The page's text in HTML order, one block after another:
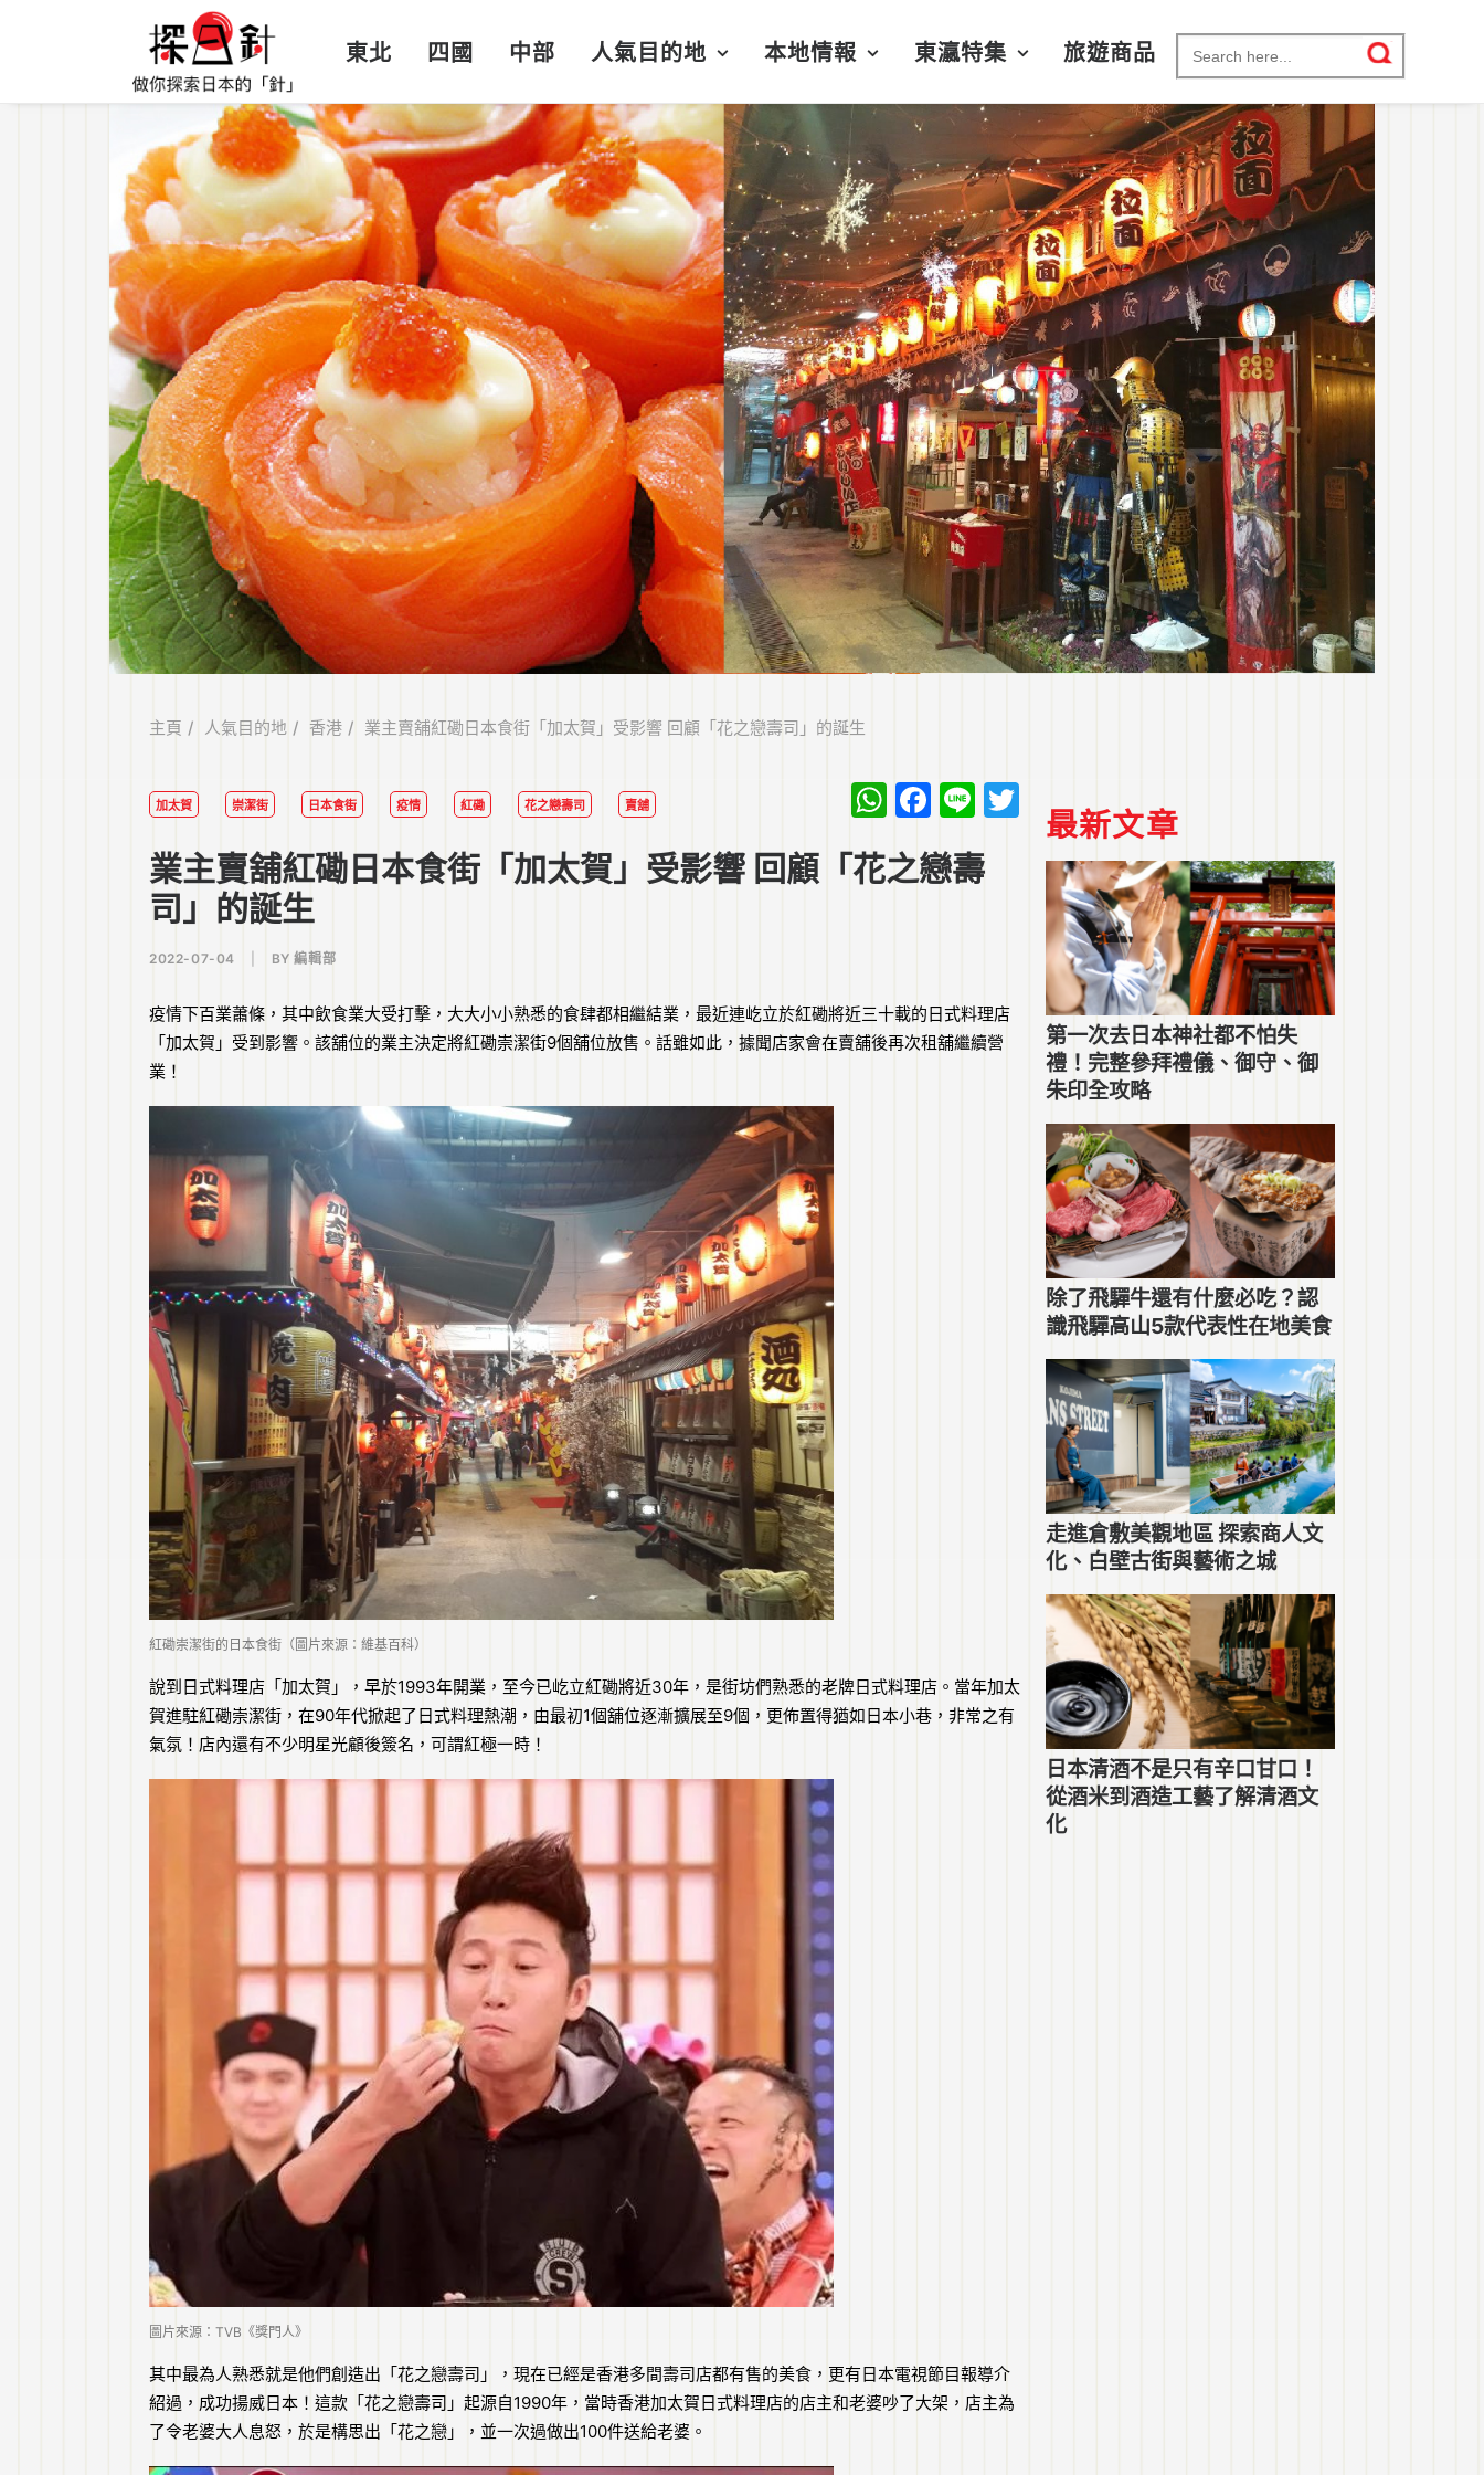
東北 四國 中部 人氣目的地 本地情報 東瀛特集 旅遊商品
主頁 人氣目的地 香港 業主賣舖紅磡日本食街「加太賀」受影響 回顧「花之戀壽司」的誕生
加太賀 崇潔街 日本食街 疫情 紅磡 花之戀壽司 賣舖 WhatsApp
Facebook
Line Twitter
業主賣舖紅磡日本食街「加太賀」受影響 回顧「花之戀壽
司」的誕生
2022-07-04 BY編輯部
疫情下百業蕭條，其中飲食業大受打擊，大大小小熟悉的食肆都相繼結業，最近連屹立於紅磡將近三十載的日式料理店
「加太賀」受到影響。該舖位的業主決定將紅磡崇潔街9個舖位放售。話雖如此，據聞店家會在賣舖後再次租舖繼續營
業！
紅磡崇潔街的日本食街（圖片來源：維基百科）
說到日式料理店「加太賀」，早於1993年開業，至今已屹立紅磡將近30年，是街坊們熟悉的老牌日式料理店。當年加太
賀進駐紅磡崇潔街，在90年代掀起了日式料理熱潮，由最初1個舖位逐漸擴展至9個，更佈置得猶如日本小巷，非常之有
氣氛！店內還有不少明星光顧後簽名，可謂紅極一時！
圖片來源：TVB《獎門人》
其中最為人熟悉就是他們創造出「花之戀壽司」，現在已經是香港多間壽司店都有售的美食，更有日本電視節目報導介
紹過，成功揚威日本！這款「花之戀壽司」起源自1990年，當時香港加太賀日式料理店的店主和老婆吵了大架，店主為
了令老婆大人息怒，於是構思出「花之戀」，並一次過做出100件送給老婆。
最新文章
第一次去日本神社都不怕失
禮！完整參拜禮儀、御守、御
朱印全攻略
除了飛驒牛還有什麼必吃？認
識飛驒高山5款代表性在地美食
走進倉敷美觀地區 探索商人文
化、白壁古街與藝術之城
日本清酒不是只有辛口甘口！
從酒米到酒造工藝了解清酒文
化